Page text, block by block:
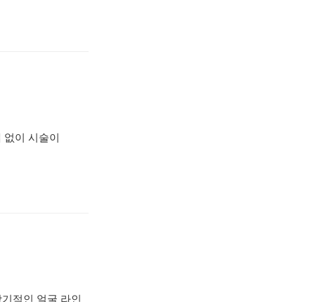
이 시술이
적인 얼굴 라인